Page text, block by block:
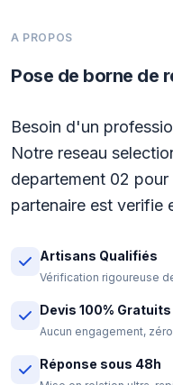
A PROPOS
Pose de borne de
Besoin d'un
Notre reseau
departement 02
partenaire est verifie
Artisans Qualifiés
Vérification rigoureuse
Devis 100% Gratuits
Aucun engagement,
Réponse sous 48h